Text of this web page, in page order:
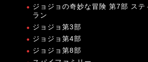
ジョジョの奇妙な冒険 第7部 ステ
ラン
ジョジョ第3部
ジョジョ第4部
ジョジョ第8部